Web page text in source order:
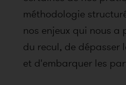
méthodologie
nos enjeux qui nous a
du recul, de dépasser
et d'embarquer les